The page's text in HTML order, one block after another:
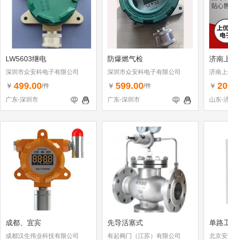
LW5603继电
深圳市众安科电子有限公司
￥ 499.00/件
广东-深圳市
防爆燃气检
深圳市众安科电子有限公司
￥ 599.00/件
广东-深圳市
济南
济南
￥
山东-
成都、宜宾
成都汉生伟业科技有限公司
先导活塞式
有起阀门（江苏）有限公司
单路
北京